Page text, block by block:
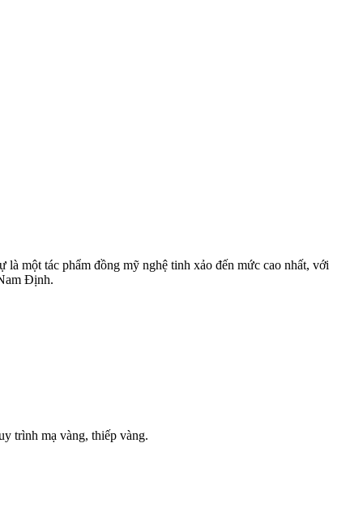
là một tác phẩm đồng mỹ nghệ tinh xảo đến mức cao nhất, với
Định.
trình mạ vàng, thiếp vàng.